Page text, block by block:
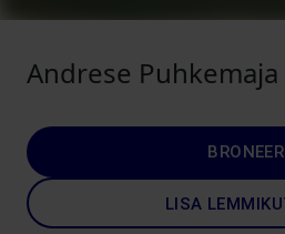
Andrese Puhkemaja
LISA